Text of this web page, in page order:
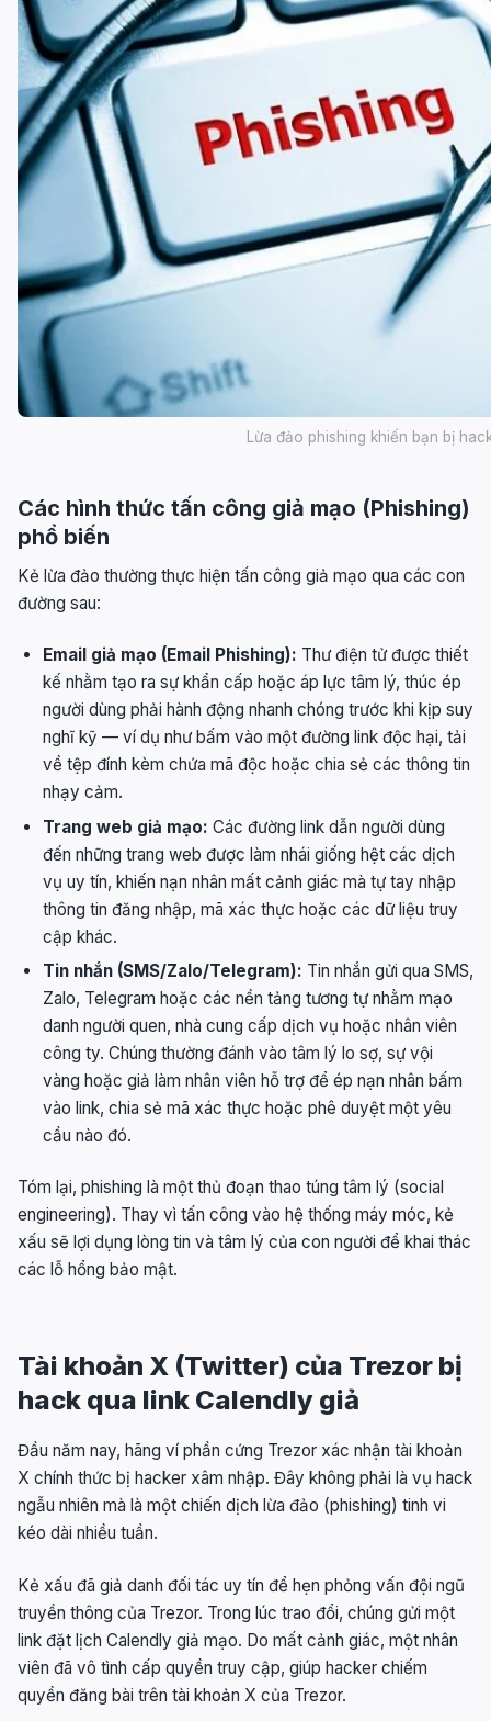
Lừa đảo phishing khiến bạn bị
Các hình thức tấn công giả mạo (Phishing)
phổ biến
Kẻ lừa đảo thường thực hiện tấn công giả mạo qua các con
đường sau:
Email giả mạo (Email Phishing): Thư điện tử được thiết
kế nhằm tạo ra sự khẩn cấp hoặc áp lực tâm lý, thúc ép
người dùng phải hành động nhanh chóng trước khi kịp suy
nghĩ kỹ — ví dụ như bấm vào một đường link độc hại, tải
về tệp đính kèm chứa mã độc hoặc chia sẻ các thông tin
nhạy cảm.
Trang web giả mạo: Các đường link dẫn người dùng
đến những trang web được làm nhái giống hệt các dịch
vụ uy tín, khiến nạn nhân mất cảnh giác mà tự tay nhập
thông tin đăng nhập, mã xác thực hoặc các dữ liệu truy
cập khác.
Tin nhắn (SMS/Zalo/Telegram): Tin nhắn gửi qua SMS,
Zalo, Telegram hoặc các nền tảng tương tự nhằm mạo
danh người quen, nhà cung cấp dịch vụ hoặc nhân viên
công ty. Chúng thường đánh vào tâm lý lo sợ, sự vội
vàng hoặc giả làm nhân viên hỗ trợ để ép nạn nhân bấm
vào link, chia sẻ mã xác thực hoặc phê duyệt một yêu
cầu nào đó.
Tóm lại, phishing là một thủ đoạn thao túng tâm lý (social
engineering). Thay vì tấn công vào hệ thống máy móc, kẻ
xấu sẽ lợi dụng lòng tin và tâm lý của con người để khai thác
các lỗ hổng bảo mật.
Tài khoản X (Twitter) của Trezor bị
hack qua link Calendly giả
Đầu năm nay, hãng ví phần cứng Trezor xác nhận tài khoản
X chính thức bị hacker xâm nhập. Đây không phải là vụ hack
ngẫu nhiên mà là một chiến dịch lừa đảo (phishing) tinh vi
kéo dài nhiều tuần.
Kẻ xấu đã giả danh đối tác uy tín để hẹn phỏng vấn đội ngũ
truyền thông của Trezor. Trong lúc trao đổi, chúng gửi một
link đặt lịch Calendly giả mạo. Do mất cảnh giác, một nhân
viên đã vô tình cấp quyền truy cập, giúp hacker chiếm
quyền đăng bài trên tài khoản X của Trezor.